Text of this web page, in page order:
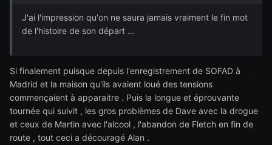
J'ai l'impression qu'on ne saura jamais vraiment le fin mot
de l'histoire de son départ ...
Si finalement puisque depuis l'enregistrement de SOFAD à
Madrid et la maison qu'ils avaient loué des tensions
commençaient à apparaitre . Puis la longue et éprouvante
tournée qui suivit , les gros problèmes de Dave avec la drogue
et ceux de Martin avec l'alcool , l'abandon de Fletch en fin de
route , tout ceci a découragé Alan .